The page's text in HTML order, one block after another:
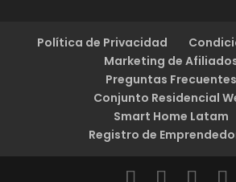
Política de Privacidad
Marketing de
Preguntas Frecuentes
Conjunto Residencial
Smart Home Latam
Registro de